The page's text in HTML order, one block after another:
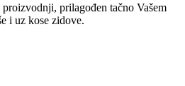
prilagođen tačno Vašem
i uz kose zidove.